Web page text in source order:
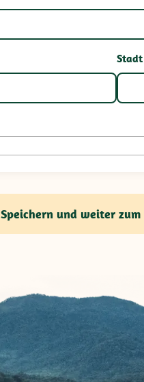
Speichern und weiter